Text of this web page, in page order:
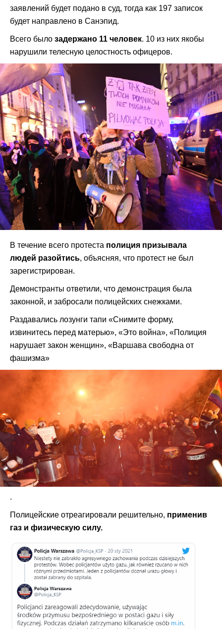
заявлений будет подано в суд, тогда как 197 записок
будет направлено в Санэпид.
Всего было задержано 11 человек. 10 из них якобы
нарушили телесную целостность офицеров.
В течение всего протеста полиция призывала
людей разойтись, объясняя, что протест не был
зарегистрирован.
Демонстранты ответили, что демонстрация была
законной, и забросали полицейских снежками.
Раздавались лозунги тапи «Снимите форму,
извинитесь перед матерью», «Это война», «Полиция
нарушает закон женщин», «Варшава свободна от
фашизма»
.
Полицейские отреагировали решительно, применив
газ и физическую силу.